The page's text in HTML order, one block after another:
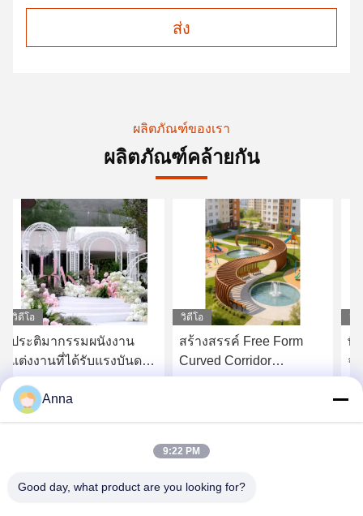
ส่ง
ผลิตภัณฑ์ของเรา
ผลิตภัณฑ์คล้ายกัน
วิดีโอ
ประติมากรรมผนังงาน
แต่งงานที่ได้รับแรงบันดาล
ใจจากธรรมชาติ ฉากหลัง
เรขาคณิตพฤกษศาสตร์
สำหรับพิธีในสวน
หา ราคา ที่ ดี ที่สุด
วิดีโอ
สร้างสรรค์ Free Form
Curved Corridor
Sculptural Walkway Art
หรูหรา Commercial
วิดี
พิ
จ
แ
Anna
9:22 PM
Good day, what product are you looking for?